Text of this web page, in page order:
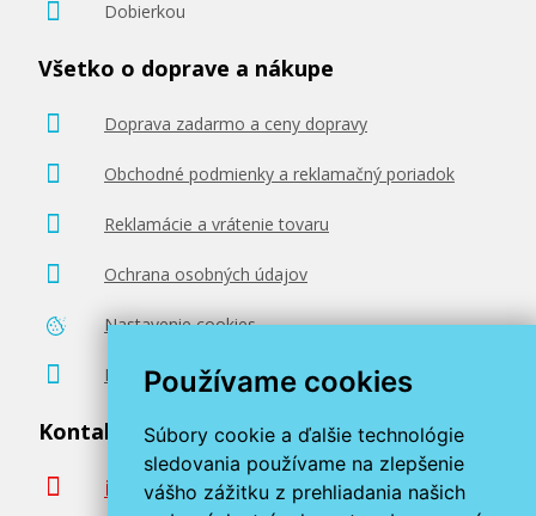
Používame cookies
Súbory cookie a ďalšie technológie
sledovania používame na zlepšenie
vášho zážitku z prehliadania našich
Dobierkou
Všetko o doprave a nákupe
Doprava zadarmo a ceny dopravy
Obchodné podmienky a reklamačný poriadok
Reklamácie a vrátenie tovaru
Ochrana osobných údajov
Nastavenie cookies
Poradenstvo zadarmo
Kontaktujte nás
info@miroluk.sk